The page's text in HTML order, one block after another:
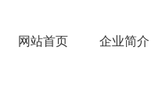
网站首页 企业简介